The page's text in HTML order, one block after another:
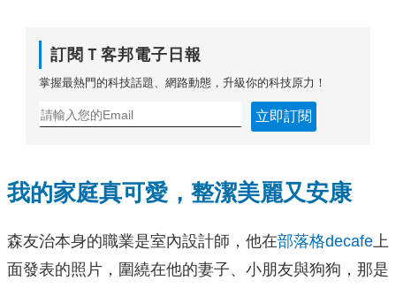
訂閱Ｔ客邦電子日報
掌握最熱門的科技話題、網路動態，升級你的科技原力！
立即訂閱
我的家庭真可愛，整潔美麗又安康
森友治本身的職業是室內設計師，他在部落格decafe上
面發表的照片，圍繞在他的妻子、小朋友與狗狗，那是